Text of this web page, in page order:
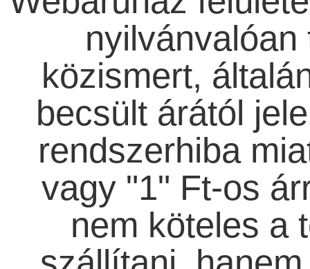
közismert,
becsült árától
rendszerhiba
vagy "1" Ft-os
nem köteles a